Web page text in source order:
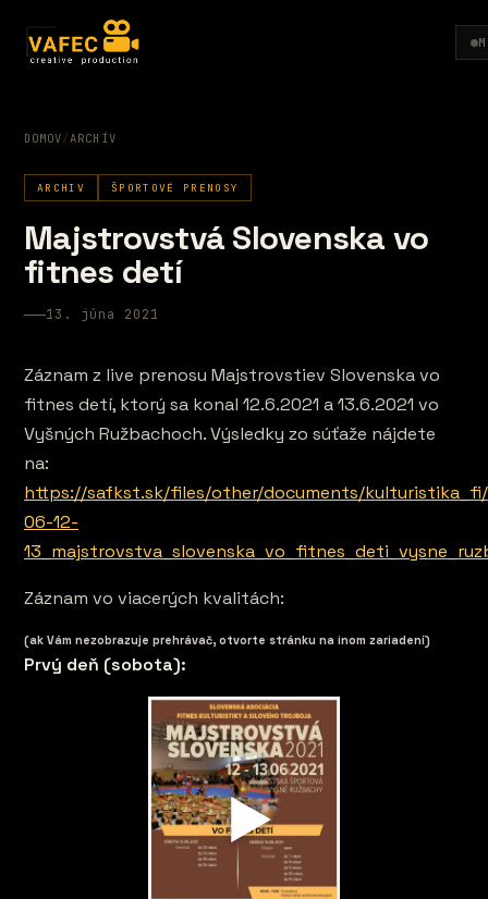
DOMOV/ARCHÍV
ARCHIV ŠPORTOVÉ PRENOSY
Majstrovstvá Slovenska vo
fitnes detí
13. júna 2021
Záznam z live prenosu Majstrovstiev Slovenska vo
fitnes detí, ktorý sa konal 12.6.2021 a 13.6.2021 vo
Vyšných Ružbachoch. Výsledky zo súťaže nájdete
na:
https://safkst.sk/files/other/documents/kulturistika_fi/
06-12-
Záznam vo viacerých kvalitách:
(ak Vám nezobrazuje prehrávač, otvorte stránku na inom zariadení)
Prvý deň (sobota):